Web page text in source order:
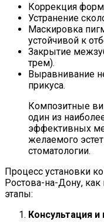
Коррекция
Устранение
Маскировка
устойчивой к
Закрытие
трем).
Выравнивание
прикуса.
Композитные
один из
эффективных
желаемого
стоматологии.
Процесс установки
Ростова-на-Дону,
этапы:
Консультация и